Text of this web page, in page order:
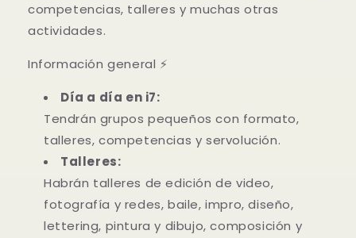
competencias, talleres y muchas otras
actividades.
Información general ⚡
Día a día en i7:
Tendrán grupos pequeños con formato,
talleres, competencias y servolución.
Talleres:
Habrán talleres de edición de video,
fotografía y redes, baile, impro, diseño,
lettering, pintura y dibujo, composición y